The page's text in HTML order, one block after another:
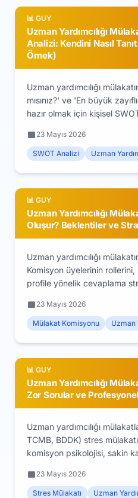
📊 GUY
Uzman Yardımcılığı
Analizi: Kendini Nasıl
Örnek)
Uzman yardımcılığı
mısınız?' ve 'En büyük
hazır olmak için kişisel
uygulaması.
23 Mayıs 2026
SWOT Analizi Uzman
📊 GUY
Uzman Yardımcılığı
Oluşur? Beklentiler ve
Uzman yardımcılığı
Komisyon üyelerinin
profile yönelik cevaplama
karşılaştırmalı.
23 Mayıs 2026
Mülakat Komisyonu Uzman
📊 GUY
Uzman Yardımcılığı
Zor Sorular ve
Uzman yardımcılığı
TCMB, BDDK) stres
komisyon psikolojisi, sakin
23 Mayıs 2026
Stres Mülakatı Uzman